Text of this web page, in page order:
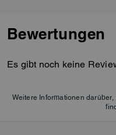
Bewertungen
Es gibt noch keine
Weitere Informationen